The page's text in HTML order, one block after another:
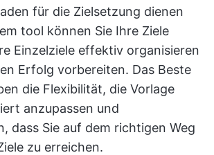
für die Zielsetzung dienen
tool können Sie Ihre Ziele
Einzelziele effektiv organisieren
Erfolg vorbereiten. Das Beste
die Flexibilität, die Vorlage
anzupassen und
dass Sie auf dem richtigen Weg
zu erreichen.